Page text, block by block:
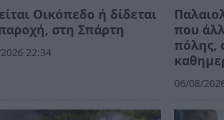
Οικόπεδο ή δίδεται
στη Σπάρτη
22:34
που
πόλης,
06/08/